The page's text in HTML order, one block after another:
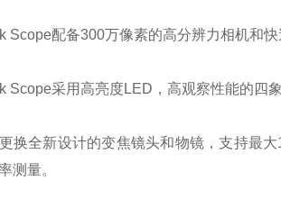
Scope配备300万像素的高分辨力相机和
Scope采用高亮度LED，高观察性能的四
换全新设计的变焦镜头和物镜，支持最
测量。